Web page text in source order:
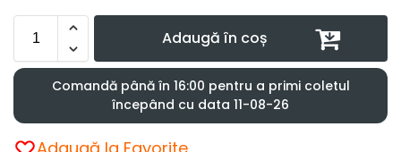
Adaugă în coș
Comandă până în 16:00 pentru a primi coletul
începând cu data 11-08-26